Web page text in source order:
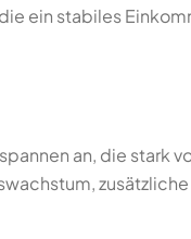
ein stabiles
an, die stark